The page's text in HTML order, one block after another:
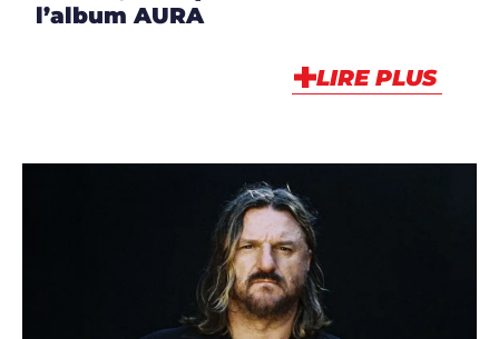
l’album AURA
LIRE PLUS
ARTICLES,ARTISTES